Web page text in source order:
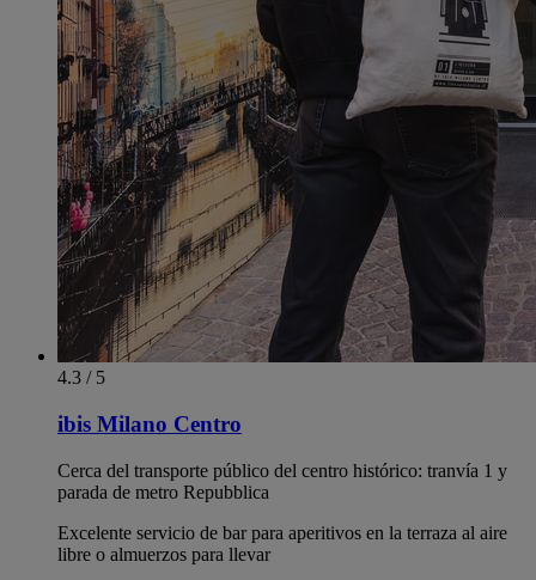
4.3 / 5
ibis Milano Centro
Cerca del transporte público del centro histórico: tranvía 1 y
parada de metro Repubblica
Excelente servicio de bar para aperitivos en la terraza al aire
libre o almuerzos para llevar